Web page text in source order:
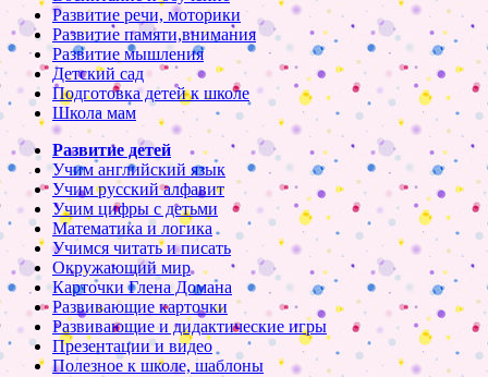
Развитие речи, моторики
Развитие памяти,внимания
Развитие мышления
Детский сад
Подготовка детей к школе
Школа мам
Развитие детей
Учим английский язык
Учим русский алфавит
Учим цифры с детьми
Математика и логика
Учимся читать и писать
Окружающий мир
Карточки Глена Домана
Развивающие карточки
Развивающие и дидактические игры
Презентации и видео
Полезное к школе, шаблоны